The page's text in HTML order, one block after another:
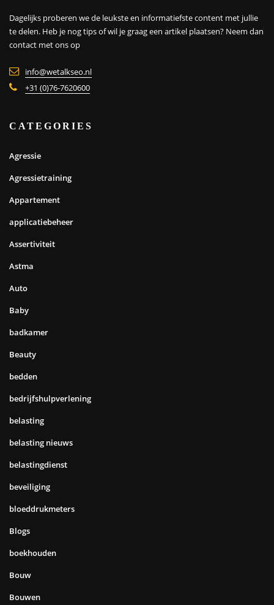
Dagelijks proberen we de leukste en informatiefste content met jullie
te delen. Heb je nog tips of wil je graag een artikel plaatsen? Neem dan
contact met ons op
info@wetalkseo.nl
+31 (0)76-7620600
CATEGORIES
Agressie
Agressietraining
Appartement
applicatiebeheer
Assertiviteit
Astma
Auto
Baby
badkamer
Beauty
bedden
bedrijfshulpverlening
belasting
belasting nieuws
belastingdienst
beveiliging
bloeddrukmeters
Blogs
boekhouden
Bouw
Bouwen